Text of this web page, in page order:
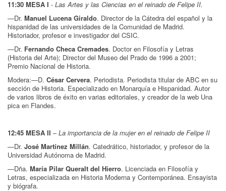
11:30 MESA I - Las Artes y las Ciencias en el reinado de Felipe II.
—Dr. Manuel Lucena Giraldo. Director de la Cátedra del español y la
hispanidad de las universidades de la Comunidad de Madrid.
Historiador, profesor e investigador del CSIC.
—Dr. Fernando Checa Cremades. Doctor en Filosofía y Letras
(Historia del Arte); Director del Museo del Prado de 1996 a 2001;
Premio Nacional de Historia.
Modera:—D. César Cervera. Periodista. Periodista titular de ABC en su
sección de Historia. Especializado en Monarquía e Hispanidad. Autor
de varios libros de éxito en varias editoriales, y creador de la web Una
pica en Flandes.
12:45 MESA II –La importancia de la mujer en el reinado de Felipe II
—Dr. José Martínez Millán. Catedrático, historiador, y profesor de la
Universidad Autónoma de Madrid.
—Dña. María Pilar Queralt del Hierro. Licenciada en Filosofía y
Letras, especializada en Historia Moderna y Contemporánea. Ensayista
y biógrafa.